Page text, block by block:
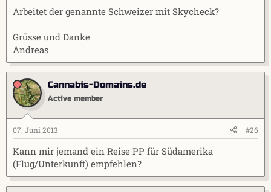
Arbeitet der genannte Schweizer mit Skycheck?
Grüsse und Danke
Andreas
Cannabis-Domains.de
Active member
07. Juni 2013 #26
Kann mir jemand ein Reise PP für Südamerika
(Flug/Unterkunft) empfehlen?